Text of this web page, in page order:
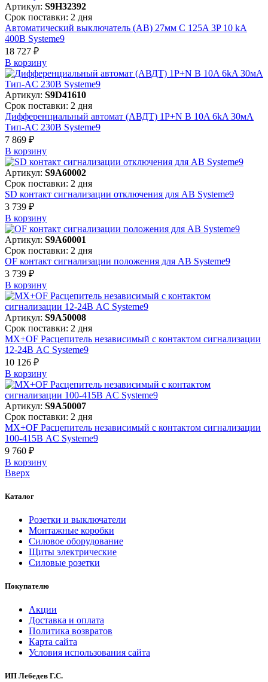
Артикул: S9H32392
Срок поставки: 2 дня
Автоматический выключатель (АВ) 27мм C 125A 3P 10 kA
400В Systeme9
18 727 ₽
В корзинy
Артикул: S9D41610
Срок поставки: 2 дня
Дифференциальный автомат (АВДТ) 1P+N B 10A 6kA 30мА
Тип-AC 230В Systeme9
7 869 ₽
В корзинy
Артикул: S9A60002
Срок поставки: 2 дня
SD контакт сигнализации отключения для АВ Systeme9
3 739 ₽
В корзинy
Артикул: S9A60001
Срок поставки: 2 дня
OF контакт сигнализации положения для АВ Systeme9
3 739 ₽
В корзинy
Артикул: S9A50008
Срок поставки: 2 дня
MX+OF Расцепитель независимый с контактом сигнализации
12-24В AC Systeme9
10 126 ₽
В корзинy
Артикул: S9A50007
Срок поставки: 2 дня
MX+OF Расцепитель независимый с контактом сигнализации
100-415В AC Systeme9
9 760 ₽
В корзинy
Вверх
Каталог
Розетки и выключатели
Монтажные коробки
Силовое оборудование
Щиты электрические
Силовые розетки
Покупателю
Акции
Доставка и оплата
Политика возвратов
Карта сайта
Условия использования сайта
ИП Лебедев Г.С.